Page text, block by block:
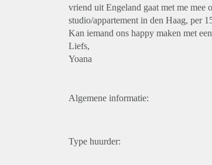
vriend uit Engeland gaat met me mee
studio/appartement in den Haag, per
Kan iemand ons happy maken met
Liefs,
Yoana
Algemene informatie:
Type huurder: